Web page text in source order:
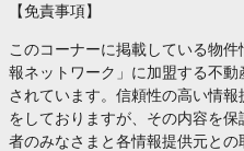
【免責事項】
このコーナーに掲載している物
報ネットワーク」に加盟する不
されています。信頼性の高い情
をしておりますが、その内容を
者のみなさまと各情報提供元と